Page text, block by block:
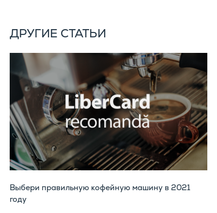
ДРУГИЕ СТАТЬИ
Выбери правильную кофейную машину в 2021
году